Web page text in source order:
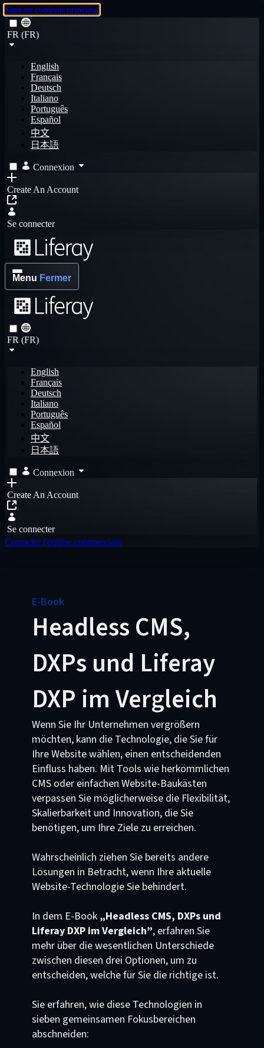
Saut au contenu principal
FR (FR)
English
Français
Deutsch
Italiano
Português
Español
中文
日本語
Connexion
Create An Account
Se connecter
Menu Fermer
FR (FR)
English
Français
Deutsch
Italiano
Português
Español
中文
日本語
Connexion
Create An Account
Se connecter
Contacter l'équipe commerciale
E-Book
Headless CMS,
DXPs und Liferay
DXP im Vergleich
Wenn Sie Ihr Unternehmen vergrößern
möchten, kann die Technologie, die Sie für
Ihre Website wählen, einen entscheidenden
Einfluss haben. Mit Tools wie herkömmlichen
CMS oder einfachen Website-Baukästen
verpassen Sie möglicherweise die Flexibilität,
Skalierbarkeit und Innovation, die Sie
benötigen, um Ihre Ziele zu erreichen.
Wahrscheinlich ziehen Sie bereits andere
Lösungen in Betracht, wenn Ihre aktuelle
Website-Technologie Sie behindert.
In dem E-Book „Headless CMS, DXPs und
Liferay DXP im Vergleich”, erfahren Sie
mehr über die wesentlichen Unterschiede
zwischen diesen drei Optionen, um zu
entscheiden, welche für Sie die richtige ist.
Sie erfahren, wie diese Technologien in
sieben gemeinsamen Fokusbereichen
abschneiden: